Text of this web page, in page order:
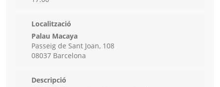
Localització
Palau Macaya
Passeig de Sant Joan, 108
08037 Barcelona
Descripció